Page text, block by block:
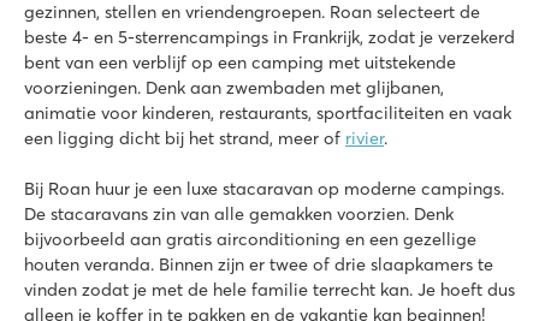
gezinnen, stellen en vriendengroepen. Roan selecteert de
beste 4- en 5-sterrencampings in Frankrijk, zodat je verzekerd
bent van een verblijf op een camping met uitstekende
voorzieningen. Denk aan zwembaden met glijbanen,
animatie voor kinderen, restaurants, sportfaciliteiten en vaak
een ligging dicht bij het strand, meer of rivier.
Bij Roan huur je een luxe stacaravan op moderne campings.
De stacaravans zin van alle gemakken voorzien. Denk
bijvoorbeeld aan gratis airconditioning en een gezellige
houten veranda. Binnen zijn er twee of drie slaapkamers te
vinden zodat je met de hele familie terrecht kan. Je hoeft dus
alleen je koffer in te pakken en de vakantie kan beginnen!